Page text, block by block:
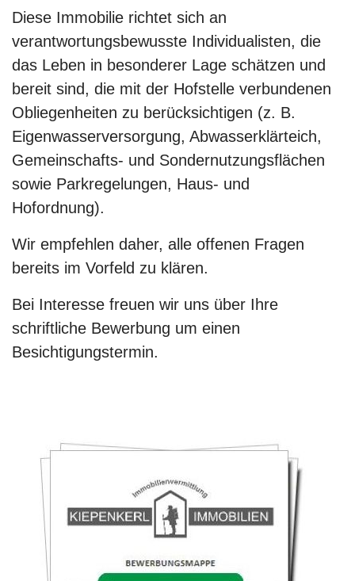
Diese Immobilie richtet sich an
verantwortungsbewusste Individualisten, die
das Leben in besonderer Lage schätzen und
bereit sind, die mit der Hofstelle verbundenen
Obliegenheiten zu berücksichtigen (z. B.
Eigenwasserversorgung, Abwasserklärteich,
Gemeinschafts- und Sondernutzungsflächen
sowie Parkregelungen, Haus- und
Hofordnung).
Wir empfehlen daher, alle offenen Fragen
bereits im Vorfeld zu klären.
Bei Interesse freuen wir uns über Ihre
schriftliche Bewerbung um einen
Besichtigungstermin.